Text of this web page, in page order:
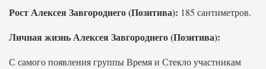
Рост Алексея Завгороднего (Позитива): 185 сантиметров.
Личная жизнь Алексея Завгороднего (Позитива):
С самого появления группы Время и Стекло участникам